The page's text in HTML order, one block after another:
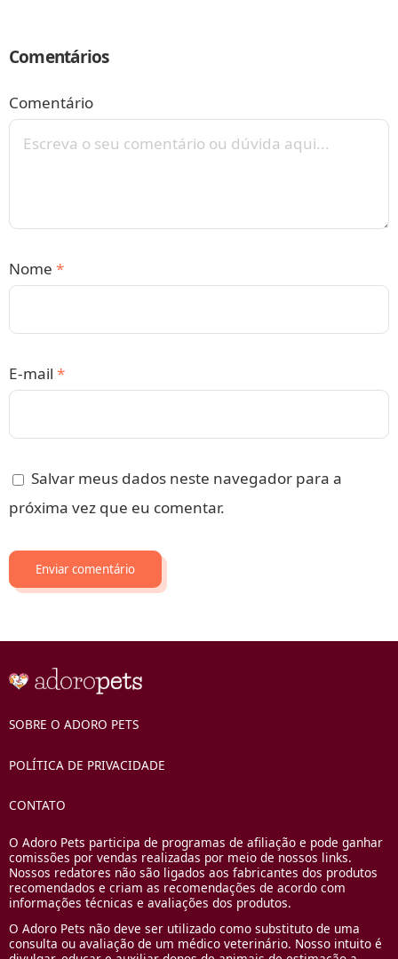
Comentários
Comentário
Nome *
E-mail *
Salvar meus dados neste navegador para a
próxima vez que eu comentar.
SOBRE O ADORO PETS
POLÍTICA DE PRIVACIDADE
CONTATO
O Adoro Pets participa de programas de afiliação e pode ganhar
comissões por vendas realizadas por meio de nossos links.
Nossos redatores não são ligados aos fabricantes dos produtos
recomendados e criam as recomendações de acordo com
informações técnicas e avaliações dos produtos.
O Adoro Pets não deve ser utilizado como substituto de uma
consulta ou avaliação de um médico veterinário. Nosso intuito é